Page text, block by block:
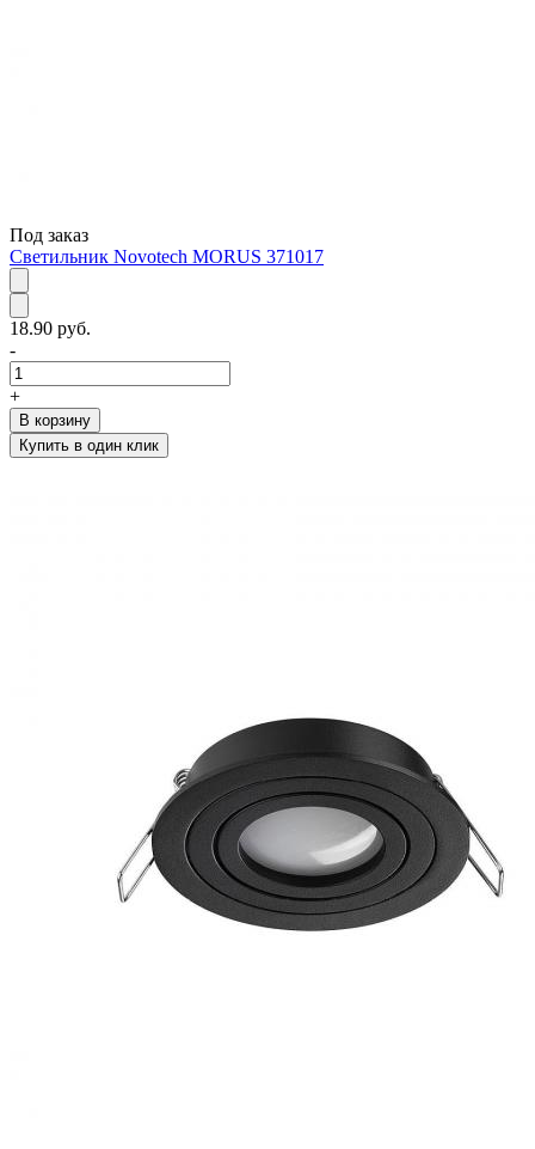
Под заказ
Светильник Novotech MORUS 371017
18.90 руб.
-
+
В корзину
Купить в один клик